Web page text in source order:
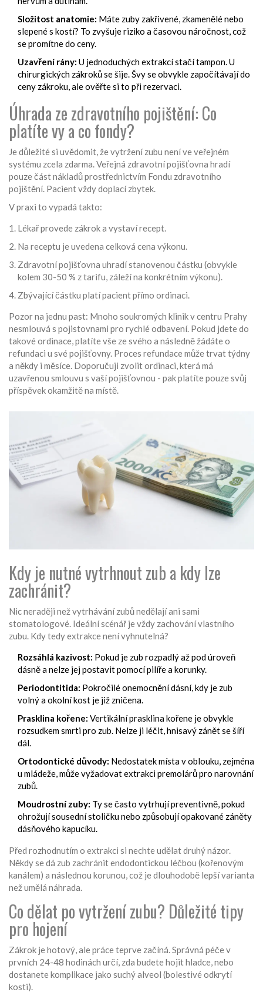
Složitost anatomie: Máte zuby zakřivené, zkamenělé nebo
slepené s kostí? To zvyšuje riziko a časovou náročnost, což
se promítne do ceny.
Uzavření rány: U jednoduchých extrakcí stačí tampon. U
chirurgických zákroků se šije. Švy se obvykle započítávají do
ceny zákroku, ale ověřte si to při rezervaci.
Úhrada ze zdravotního pojištění: Co
platíte vy a co fondy?
Je důležité si uvědomit, že vytržení zubu není ve veřejném
systému zcela zdarma. Veřejná zdravotní pojišťovna hradí
pouze část nákladů prostřednictvím Fondu zdravotního
pojištění. Pacient vždy doplací zbytek.
V praxi to vypadá takto:
Lékař provede zákrok a vystaví recept.
Na receptu je uvedena celková cena výkonu.
Zdravotní pojišťovna uhradí stanovenou částku (obvykle
kolem 30-50 % z tarifu, záleží na konkrétním výkonu).
Zbývající částku platí pacient přímo ordinaci.
Pozor na jednu past: Mnoho soukromých klinik v centru Prahy
nesmlouvá s pojistovnami pro rychlé odbavení. Pokud jdete do
takové ordinace, platíte vše ze svého a následně žádáte o
refundaci u své pojišťovny. Proces refundace může trvat týdny
a někdy i měsíce. Doporučuji zvolit ordinaci, která má
uzavřenou smlouvu s vaší pojišťovnou - pak platíte pouze svůj
příspěvek okamžitě na místě.
Kdy je nutné vytrhnout zub a kdy lze
zachránit?
Nic neraději než vytrhávání zubů nedělají ani sami
stomatologové. Ideální scénář je vždy zachování vlastního
zubu. Kdy tedy extrakce není vyhnutelná?
Rozsáhlá kazivost: Pokud je zub rozpadlý až pod úroveň
dásně a nelze jej postavit pomocí pilíře a korunky.
Periodontitida: Pokročilé onemocnění dásní, kdy je zub
volný a okolní kost je již zničena.
Prasklina kořene: Vertikální prasklina kořene je obvykle
rozsudkem smrti pro zub. Nelze ji léčit, hnisavý zánět se šíří
dál.
Ortodontické důvody: Nedostatek místa v oblouku, zejména
u mládeže, může vyžadovat extrakci premolárů pro narovnání
zubů.
Moudrostní zuby: Ty se často vytrhují preventivně, pokud
ohrožují sousední stoličku nebo způsobují opakované záněty
dásňového kapucíku.
Před rozhodnutím o extrakci si nechte udělat druhý názor.
Někdy se dá zub zachránit endodontickou léčbou (kořenovým
kanálem) a následnou korunou, což je dlouhodobě lepší varianta
než umělá náhrada.
Co dělat po vytržení zubu? Důležité tipy
pro hojení
Zákrok je hotový, ale práce teprve začíná. Správná péče v
prvních 24-48 hodinách určí, zda budete hojit hladce, nebo
dostanete komplikace jako suchý alveol (bolestivé odkrytí
kosti).